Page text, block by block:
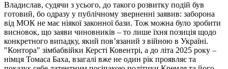
Владислав, судячи з усього, до такого розвитку подій був
готовий, бо одразу у публічному зверненні заявив: заборона
від МОК не має ніякої законної бази. Тож можна було зробити
висновок, що заяви чиновників – то лише їхня позиція щодо
конкретного випадку, який пов’язаний з війною в Україні.
"Контора" зімбабвійки Керсті Ковентрі, а до літа 2025 року –
німця Томаса Баха, взагалі вже не один рік проявляє та